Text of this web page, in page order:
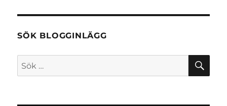
SÖK BLOGGINLÄGG
Sök
efter: